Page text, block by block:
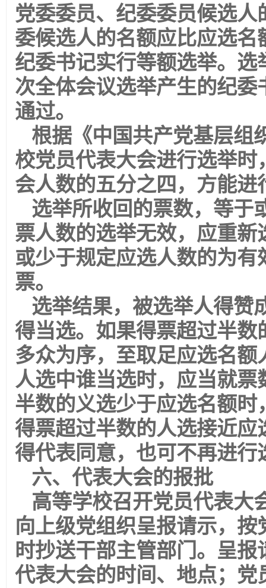
党委委员、纪委委员候选
委候选人的名额应比应选名
纪委书记实行等额选举。
次全体会议选举产生的纪
通过。
根据《中国共产党基层组
校党员代表大会进行选举
会人数的五分之四，方能进
选举所收回的票数，等于
票人数的选举无效，应重
或少于规定应选人数的为
票。
选举结果，被选举人得赞
得当选。如果得票超过半
多众为序，至取足应选名
人选中谁当选时，应当就
半数的义选少于应选名额
得票超过半数的人选接近
得代表同意，也可不再进行
六、代表大会的报批
高等学校召开党员代表大
向上级党组织呈报请示，
时抄送干部主管部门。呈
代表大会的时间、地点；